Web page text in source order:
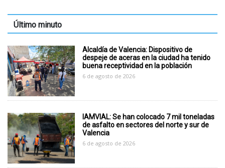
Último minuto
Alcaldía de Valencia: Dispositivo de
despeje de aceras en la ciudad ha tenido
buena receptividad en la población
6 de agosto de 2026
IAMVIAL: Se han colocado 7 mil toneladas
de asfalto en sectores del norte y sur de
Valencia
6 de agosto de 2026